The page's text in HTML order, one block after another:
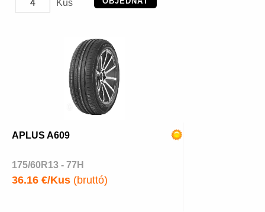
Kus
APLUS A609
175/60R13 - 77H
36.16 €/Kus (bruttó)